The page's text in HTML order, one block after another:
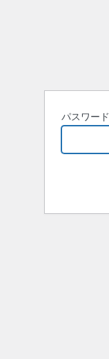
パスワード